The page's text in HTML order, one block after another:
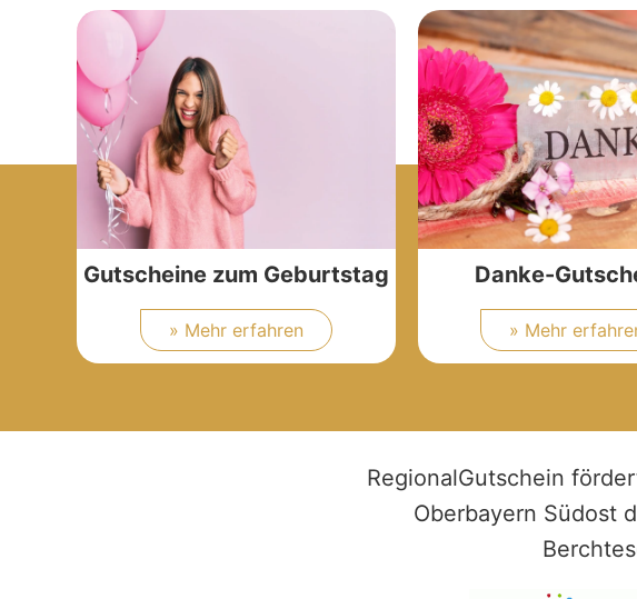
Gutscheine zum Geburtstag
» Mehr erfahren
Danke-
» Mehr
RegionalGutschein
Oberbayern Südost